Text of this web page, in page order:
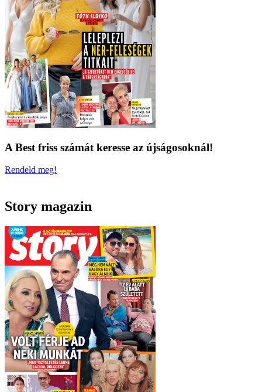
A Best friss számát keresse az újságosoknál!
Rendeld meg!
Story magazin